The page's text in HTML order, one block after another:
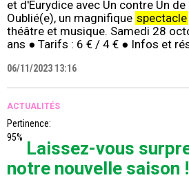
et d'Eurydice avec Un contre Un
Oublié(e), un magnifique spectacle
théâtre et musique. Samedi 28
ans ● Tarifs : 6 € / 4 € ● Infos et
06/11/2023 13:16
ACTUALITÉS
Pertinence:
95%
Laissez-vous
notre nouvelle saison !